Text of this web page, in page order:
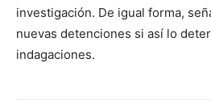
investigación. De igual forma,
nuevas detenciones si así lo
indagaciones.